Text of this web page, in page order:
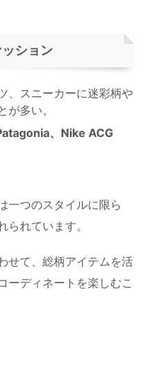
ション
、スニーカーに迷彩柄や
多い。
、Nike ACG
一つのスタイルに限ら
れています。
せて、総柄アイテムを活
ーディネートを楽しむこ